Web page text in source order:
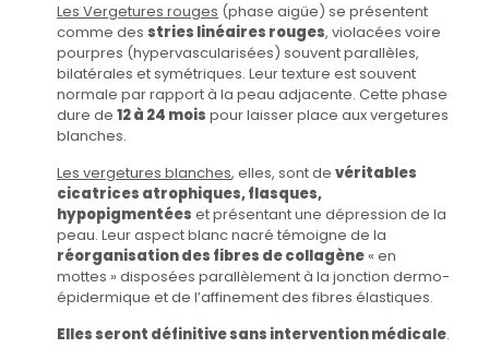
Les Vergetures rouges (phase aigüe) se présentent
comme desstries linéaires rouges, violacées voire
pourpres (hypervascularisées) souvent parallèles,
bilatérales et symétriques. Leur texture est souvent
normale par rapport à la peau adjacente. Cette phase
dure de12 à 24 mois pour laisser place aux vergetures
blanches.
Les vergetures blanches, elles, sont devéritables
cicatrices atrophiques, flasques,
hypopigmentées et présentant une dépression de la
peau. Leur aspect blanc nacré témoigne de la
réorganisation des fibres de collagène« en
mottes » disposées parallèlement à la jonction dermo-
épidermique et de l’affinement des fibres élastiques.
Elles seront définitive sans intervention médicale.